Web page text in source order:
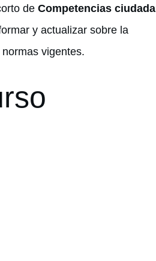
deCompetencias
y actualizar sobre la
vigentes.